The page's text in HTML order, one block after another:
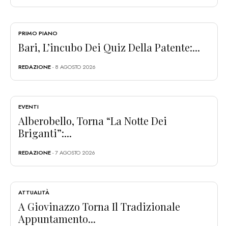
PRIMO PIANO
Bari, L’incubo Dei Quiz Della Patente:...
REDAZIONE- 8 AGOSTO 2026
EVENTI
Alberobello, Torna “La Notte Dei
Briganti”:...
REDAZIONE- 7 AGOSTO 2026
ATTUALITÀ
A Giovinazzo Torna Il Tradizionale
Appuntamento...